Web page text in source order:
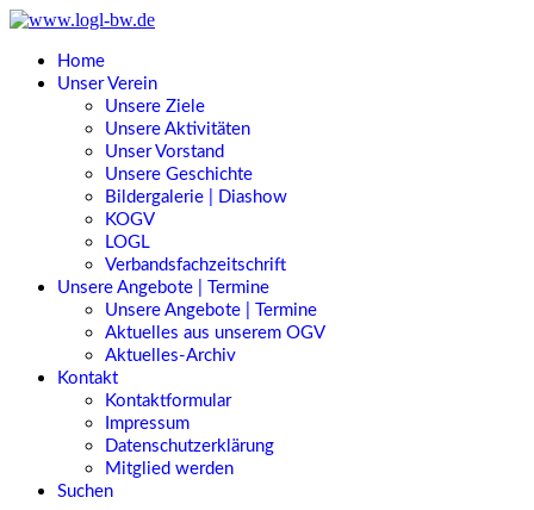
Home
Unser Verein
Unsere Ziele
Unsere Aktivitäten
Unser Vorstand
Unsere Geschichte
Bildergalerie | Diashow
KOGV
LOGL
Verbandsfachzeitschrift
Unsere Angebote | Termine
Unsere Angebote | Termine
Aktuelles aus unserem OGV
Aktuelles-Archiv
Kontakt
Kontaktformular
Impressum
Datenschutzerklärung
Mitglied werden
Suchen